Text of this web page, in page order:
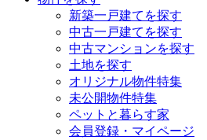
新築一戸建てを探す
中古一戸建てを探す
中古マンションを探す
土地を探す
オリジナル物件特集
未公開物件特集
ペットと暮らす家
会員登録・マイページ